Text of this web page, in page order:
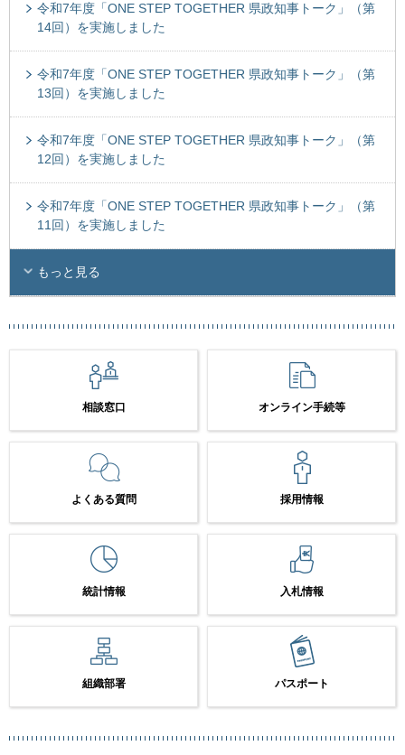
令和7年度「ONE STEP TOGETHER 県政知事トーク」（第
14回）を実施しました
令和7年度「ONE STEP TOGETHER 県政知事トーク」（第
13回）を実施しました
令和7年度「ONE STEP TOGETHER 県政知事トーク」（第
12回）を実施しました
令和7年度「ONE STEP TOGETHER 県政知事トーク」（第
11回）を実施しました
もっと見る
相談窓口 オンライン手続等
よくある質問 採用情報
統計情報 入札情報
組織部署 パスポート